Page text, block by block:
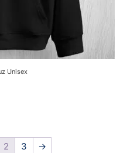
Unisex
2 3 →